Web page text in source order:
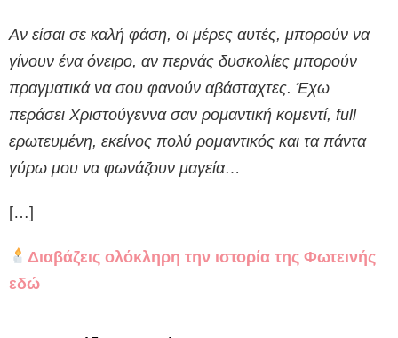
Αν είσαι σε καλή φάση, οι μέρες αυτές, μπορούν να
γίνουν ένα όνειρο, αν περνάς δυσκολίες μπορούν
πραγματικά να σου φανούν αβάσταχτες. Έχω
περάσει Χριστούγεννα σαν ρομαντική κομεντί, full
ερωτευμένη, εκείνος πολύ ρομαντικός και τα πάντα
γύρω μου να φωνάζουν μαγεία…
[…]
Διαβάζεις ολόκληρη την ιστορία της Φωτεινής
εδώ